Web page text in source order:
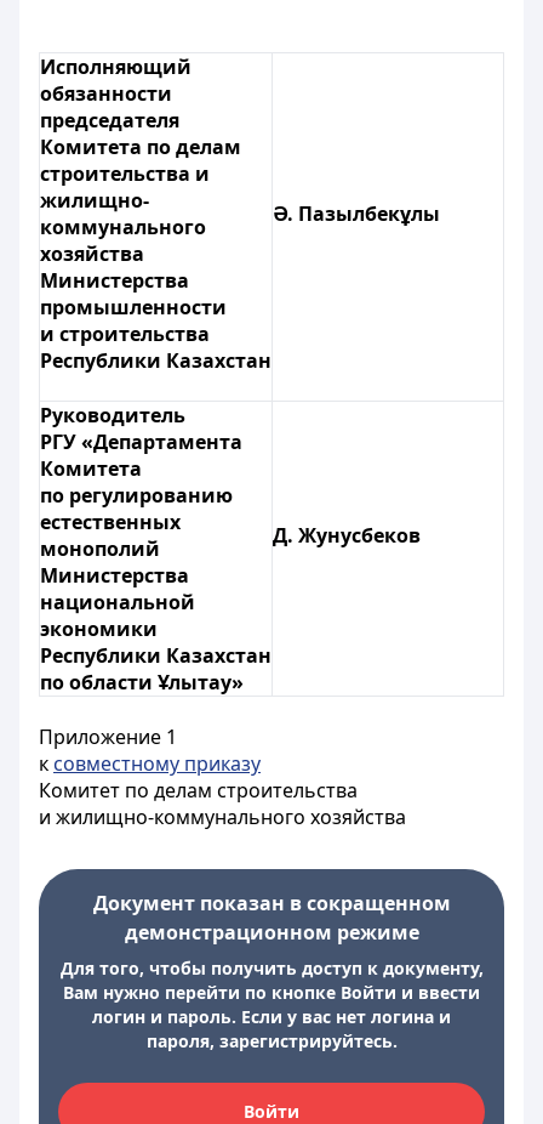
Исполняющий
обязанности
председателя
Комитета по делам
строительства и
жилищно-
коммунального
хозяйства
Министерства
промышленности
и строительства
Республики Казахстан
Ә. Пазылбекұлы
Руководитель
РГУ «Департамента
Комитета
по регулированию
естественных
монополий
Министерства
национальной
экономики
Республики Казахстан
по области Ұлытау»
Д. Жунусбеков
Приложение 1
к совместному приказу
Комитет по делам строительства
и жилищно-коммунального хозяйства
Документ показан в сокращенном
демонстрационном режиме
Для того, чтобы получить доступ к документу,
Вам нужно перейти по кнопке Войти и ввести
логин и пароль. Если у вас нет логина и
пароля, зарегистрируйтесь.
Войти